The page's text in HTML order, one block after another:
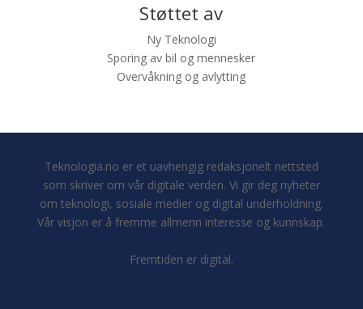
Støttet av
Ny Teknologi
Sporing av bil og mennesker
Overvåkning og avlytting
Teknologia.no er et uavhengig redaksjonelt nettsted
som skriver om vår digitale verden. Vi gir deg nyheter
om teknologi, sosiale medier og digital underholdning.
Vår visjon er å fremme allmenn interesse og kunnskap.
Fremtiden er digital.